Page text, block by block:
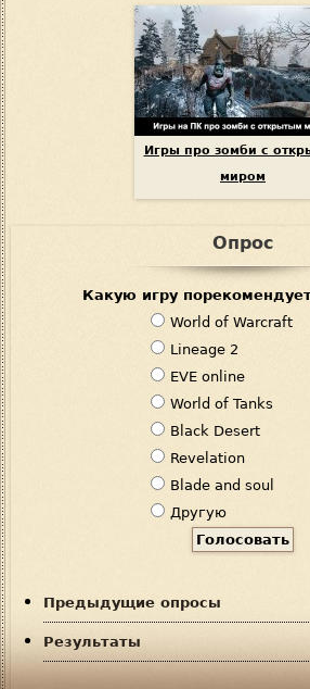
Игры про зомби с
миром
Опрос
Какую игру
В
а
р
и
а
н
т
ы
World of Warcraft
Lineage 2
EVE online
World of Tanks
Black Desert
Revelation
Blade and soul
Другую
Предыдущие опросы
Результаты